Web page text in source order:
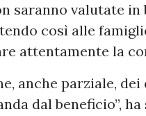
saranno valutate
così alle
attentamente la
anche parziale,
dal beneficio”,